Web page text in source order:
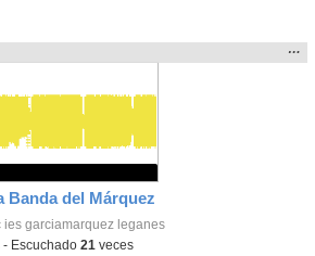
Banda del Márquez
en:
la
…
ies garciamarquez leganes
- Escuchado21 veces